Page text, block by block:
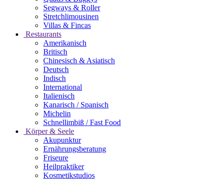
Segways & Roller
Stretchlimousinen
Villas & Fincas
Restaurants
Amerikanisch
Britisch
Chinesisch & Asiatisch
Deutsch
Indisch
International
Italienisch
Kanarisch / Spanisch
Michelin
Schnellimbiß / Fast Food
Körper & Seele
Akupunktur
Ernährungsberatung
Friseure
Heilpraktiker
Kosmetikstudios